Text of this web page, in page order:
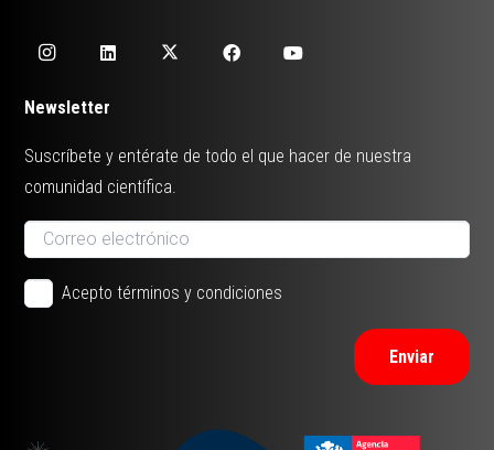
Newsletter
Suscríbete y entérate de todo el que hacer de nuestra
comunidad científica.
Acepto términos y condiciones
Enviar